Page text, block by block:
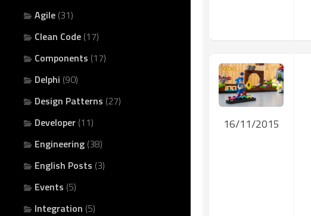
Agile (31)
Clean Code (17)
Components (17)
Delphi (90)
Design Patterns (27)
Developer (11)
Engineering (38)
English Posts (3)
Events (5)
Integration (5)
16/11/2015